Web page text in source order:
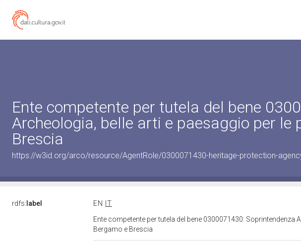
Ente competente per tutela del bene
Archeologia, belle arti e paesaggio per le
Brescia
https://w3id.org/arco/resource/AgentRole/0300071430-heritage-protection-
rdfs: label EN
IT
Ente competente per tutela del bene 0300071430: Soprintendenza
Bergamo e Brescia